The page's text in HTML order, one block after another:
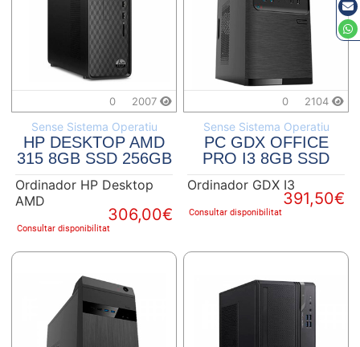
0 2007
Sense Sistema Operatiu
HP DESKTOP AMD
315 8GB SSD 256GB
Ordinador HP Desktop
AMD
306,00€
Consultar disponibilitat
0 2104
Sense Sistema Operatiu
PC GDX OFFICE
PRO I3 8GB SSD
240GB
Ordinador GDX I3
391,50€
Consultar disponibilitat